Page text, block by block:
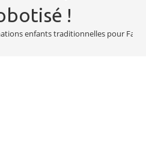
!
enfants traditionnelles pour